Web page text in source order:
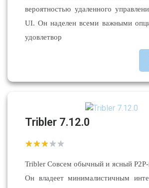
вероятностью удаленного
UI. Он наделен всеми важными
удовлетвор
Tribler 7.12.0
Tribler Совсем обычный и ясный
Он владеет минималистичным